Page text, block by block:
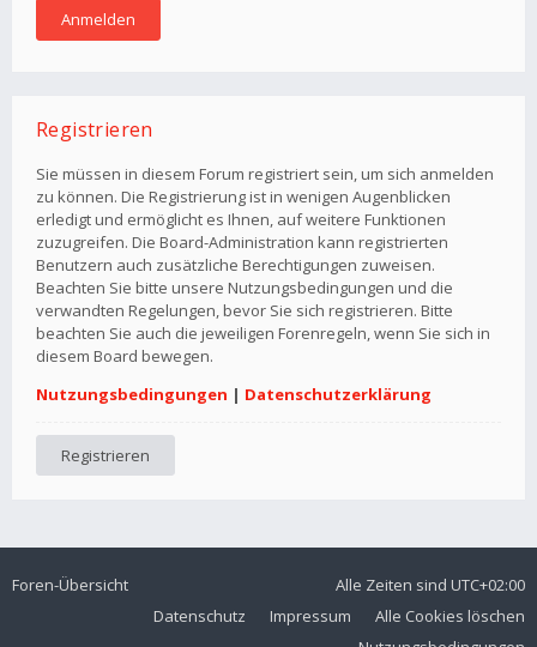
Registrieren
Sie müssen in diesem Forum registriert sein, um sich anmelden
zu können. Die Registrierung ist in wenigen Augenblicken
erledigt und ermöglicht es Ihnen, auf weitere Funktionen
zuzugreifen. Die Board-Administration kann registrierten
Benutzern auch zusätzliche Berechtigungen zuweisen.
Beachten Sie bitte unsere Nutzungsbedingungen und die
verwandten Regelungen, bevor Sie sich registrieren. Bitte
beachten Sie auch die jeweiligen Forenregeln, wenn Sie sich in
diesem Board bewegen.
Nutzungsbedingungen | Datenschutzerklärung
Registrieren
Foren-Übersicht Alle Zeiten sind UTC+02:00
Alle Cookies löschen
Impressum
Datenschutz